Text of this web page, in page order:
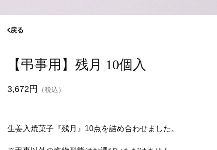
戻る
【弔事用】残月 10個入
3,672円 （税込）
生姜入焼菓子『残月』10点を詰め合わせました。